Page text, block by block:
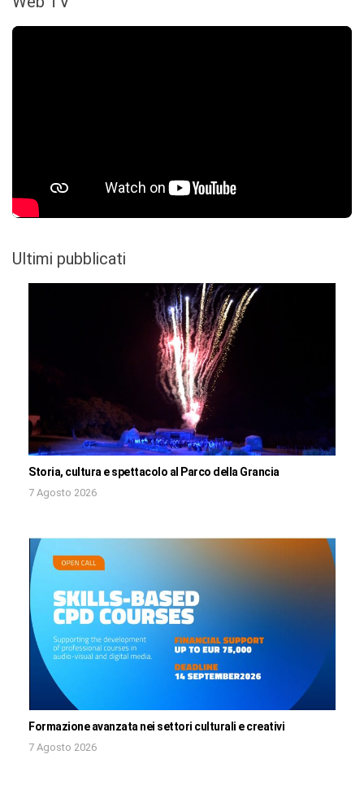
Ultimi pubblicati
Storia, cultura e spettacolo al Parco della Grancia
7 Agosto 2026
Formazione avanzata nei settori culturali e creativi
7 Agosto 2026